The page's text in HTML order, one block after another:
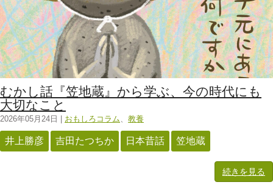
むかし話『笠地蔵』から学ぶ、今の時代にも
大切なこと
2026年05月24日 おもしろコラム、 教養
井上勝彦 吉田たつちか 日本昔話 笠地蔵
続きを見る